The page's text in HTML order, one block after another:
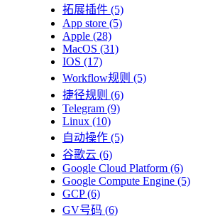
拓展插件 (5)
App store (5)
Apple (28)
MacOS (31)
IOS (17)
Workflow规则 (5)
捷径规则 (6)
Telegram (9)
Linux (10)
自动操作 (5)
谷歌云 (6)
Google Cloud Platform (6)
Google Compute Engine (5)
GCP(6)
GV号码 (6)